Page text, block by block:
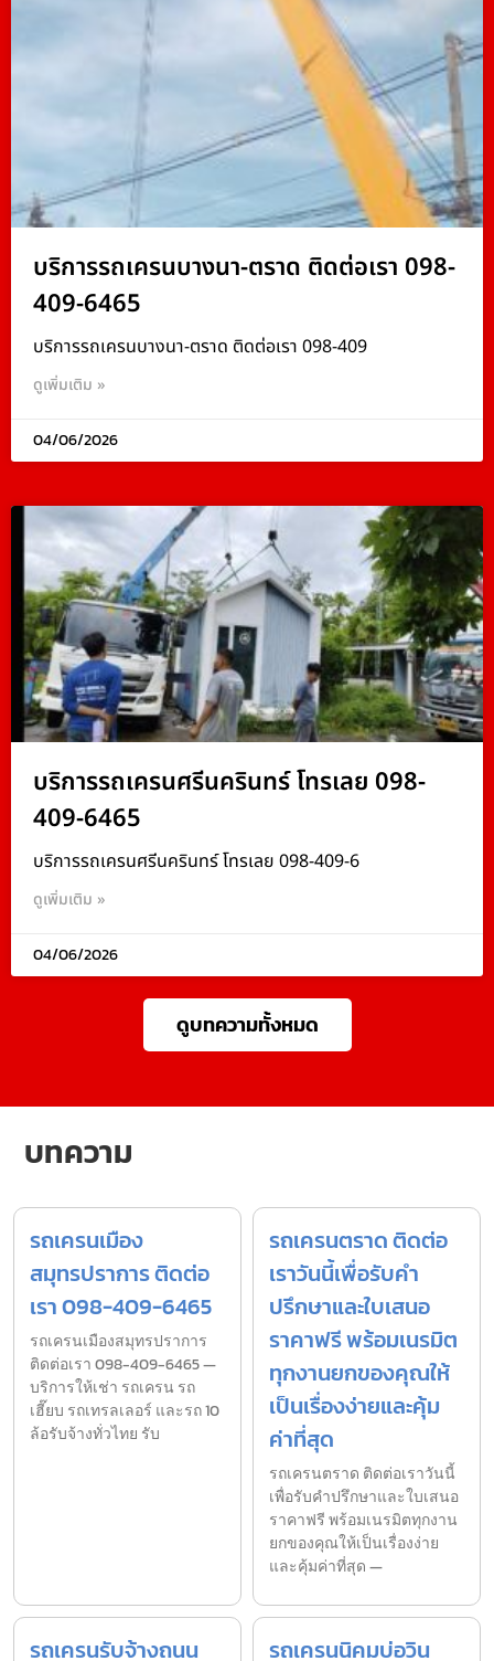
บริการรถเครนบางนา-ตราด ติดต่อเรา 098-
409-6465
บริการรถเครนบางนา-ตราด ติดต่อเรา 098-409
ดูเพิ่มเติม »
04/06/2026
บริการรถเครนศรีนครินทร์ โทรเลย 098-
409-6465
บริการรถเครนศรีนครินทร์ โทรเลย 098-409-6
ดูเพิ่มเติม »
04/06/2026
ดูบทความทั้งหมด
บทความ
รถเครนเมือง
สมุทรปราการ ติดต่อ
เรา 098-409-6465
รถเครนเมืองสมุทรปราการ
ติดต่อเรา 098-409-6465 —
บริการให้เช่า รถเครน รถ
เฮี๊ยบ รถเทรลเลอร์ และรถ 10
ล้อรับจ้างทั่วไทย รับ
รถเครนตราด ติดต่อ
เราวันนี้เพื่อรับคำ
ปรึกษาและใบเสนอ
ราคาฟรี พร้อมเนรมิต
ทุกงานยกของคุณให้
เป็นเรื่องง่ายและคุ้ม
ค่าที่สุด
รถเครนตราด ติดต่อเราวันนี้
เพื่อรับคำปรึกษาและใบเสนอ
ราคาฟรี พร้อมเนรมิตทุกงาน
ยกของคุณให้เป็นเรื่องง่าย
และคุ้มค่าที่สุด —
รถเครนรับจ้างถนน รถเครนนิคมบ่อวิน